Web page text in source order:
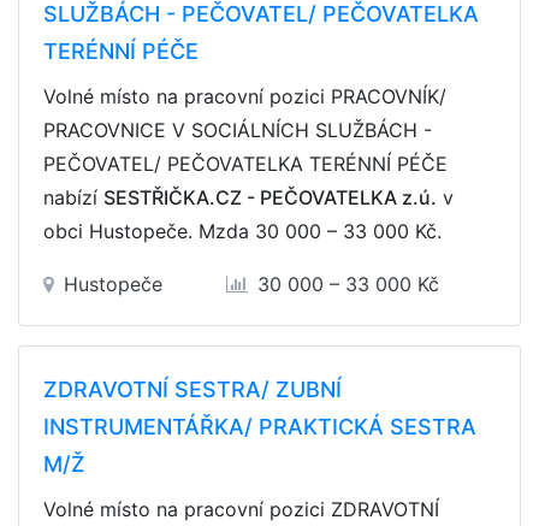
SLUŽBÁCH - PEČOVATEL/ PEČOVATELKA
TERÉNNÍ PÉČE
Volné místo na pracovní pozici PRACOVNÍK/
PRACOVNICE V SOCIÁLNÍCH SLUŽBÁCH -
PEČOVATEL/ PEČOVATELKA TERÉNNÍ PÉČE
nabízí SESTŘIČKA.CZ - PEČOVATELKA z.ú. v
obci Hustopeče. Mzda 30 000 – 33 000 Kč.
Hustopeče 30 000 – 33 000 Kč
ZDRAVOTNÍ SESTRA/ ZUBNÍ
INSTRUMENTÁŘKA/ PRAKTICKÁ SESTRA
M/Ž
Volné místo na pracovní pozici ZDRAVOTNÍ